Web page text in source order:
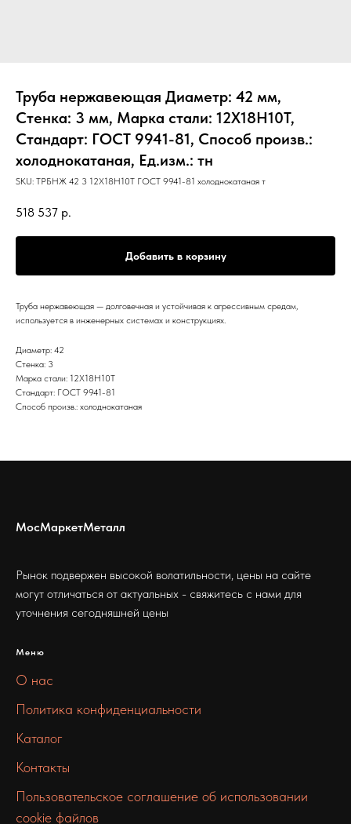
Труба нержавеющая Диаметр: 42 мм,
Стенка: 3 мм, Марка стали: 12Х18Н10Т,
Стандарт: ГОСТ 9941-81, Способ произв.:
холоднокатаная, Ед.изм.: тн
SKU: ТРБНЖ 42 3 12Х18Н10Т ГОСТ 9941-81 холоднокатаная т
518 537 р.
Добавить в корзину
Труба нержавеющая — долговечная и устойчивая к агрессивным средам,
используется в инженерных системах и конструкциях.
Диаметр: 42
Стенка: 3
Марка стали: 12Х18Н10Т
Стандарт: ГОСТ 9941-81
Способ произв.: холоднокатаная
МосМаркетМеталл
Рынок подвержен высокой волатильности, цены на сайте
могут отличаться от актуальных - свяжитесь с нами для
уточнения сегодняшней цены
Меню
О нас
Политика конфиденциальности
Каталог
Контакты
Пользовательское соглашение об использовании
cookie файлов